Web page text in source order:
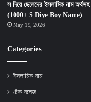
স দিয়ে ছেলেদের ইসলামিক নাম অর্থসহ
(1000+ S Diye Boy Name)
May 19, 2026
Categories
ইসলামিক নাম
টেক নলেজ